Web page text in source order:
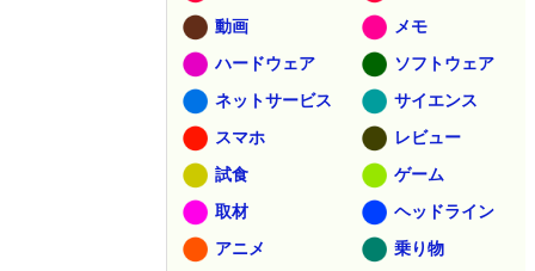
動画
メモ
ハードウェア
ソフトウェア
ネットサービス
サイエンス
スマホ
レビュー
試食
ゲーム
取材
ヘッドライン
アニメ
乗り物